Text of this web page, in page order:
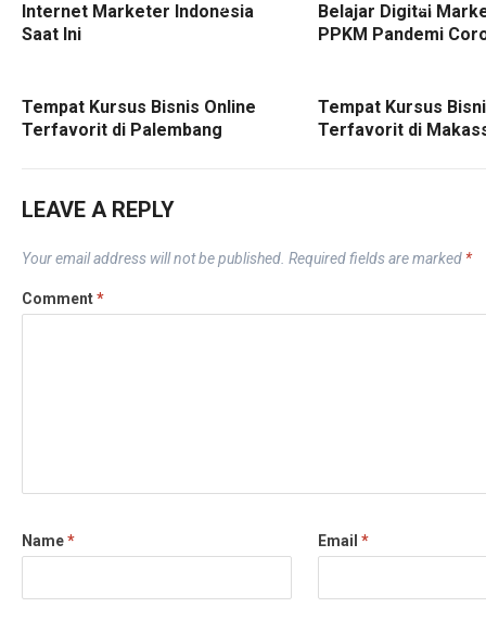
Internet Marketer Indonesia
Saat Ini
Belajar Digital
PPKM Pandemi
Tempat Kursus Bisnis Online
Terfavorit di Palembang
Tempat Kursus
Terfavorit di
LEAVE A REPLY
Your email address will not be published. Required fields are marked *
Comment*
Name* Email *